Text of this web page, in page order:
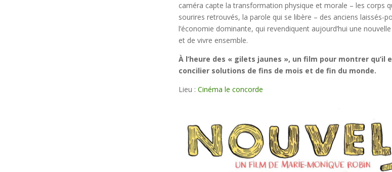
caméra capte la transformation physique et morale – les corps
sourires retrouvés, la parole qui se libère – des anciens laissés-
l’économie dominante, qui revendiquent aujourd’hui une
et de vivre ensemble.
À l’heure des « gilets jaunes », un film pour montrer qu’il
concilier solutions de fins de mois et de fin du monde.
Lieu :Cinéma le concorde